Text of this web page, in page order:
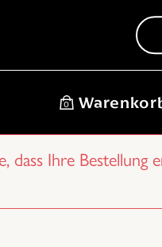
0
dass Ihre Bestellung